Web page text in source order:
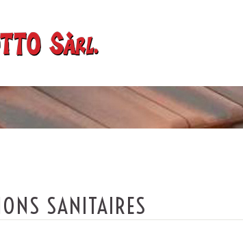
SANITAIRES